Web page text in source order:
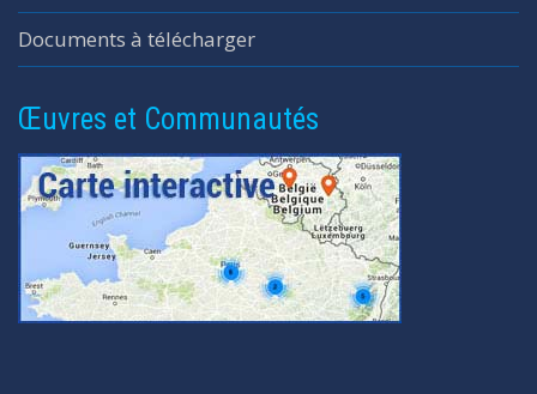
Documents à télécharger
Œuvres et Communautés